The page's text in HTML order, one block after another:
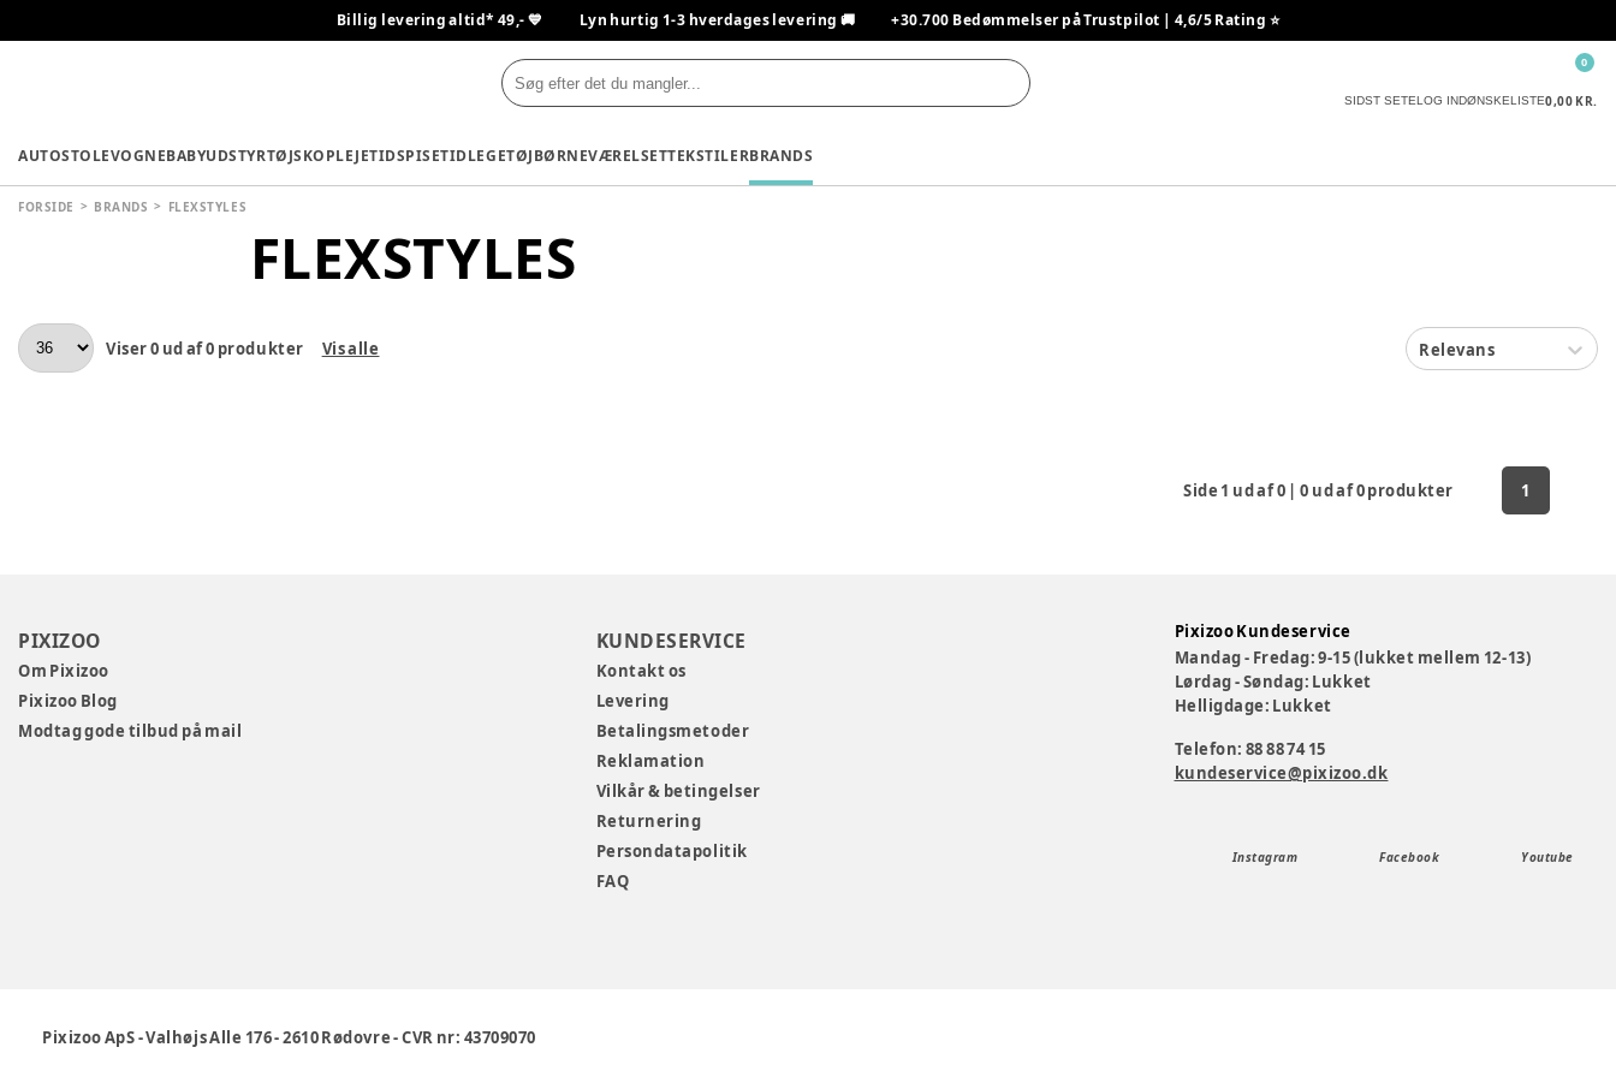
Billig levering altid* 49,- 💙 Lyn hurtig 1-3 hverdages levering 🚚 +30.700 Bedømmelser på Trustpilot | 4,6/5 Rating ⭐️
SIDST SETELOG INDØNSKELISTE0,00 KR.
0
AUTOSTOLEVOGNEBABYUDSTYRTØJSKOPLEJETIDSPISETIDLEGETØJBØRNEVÆRELSETTEKSTILERBRANDS
FORSIDE BRANDS FLEXSTYLES
FLEXSTYLES
Viser0 ud af0 produkter Vis alle Relevans
Side 1 ud af0 |0 ud af0produkter 1
PIXIZOO
Om Pixizoo
Pixizoo Blog
Modtag gode tilbud på mail
KUNDESERVICE
Kontakt os
Levering
Betalingsmetoder
Reklamation
Vilkår & betingelser
Returnering
Persondatapolitik
FAQ
Pixizoo Kundeservice
Mandag - Fredag: 9-15 (lukket mellem 12-13)
Lørdag - Søndag: Lukket
Helligdage: Lukket
Telefon: 88 88 74 15
kundeservice@pixizoo.dk
Instagram Facebook Youtube
Pixizoo ApS-Valhøjs Alle 176-2610 Rødovre-CVR nr: 43709070